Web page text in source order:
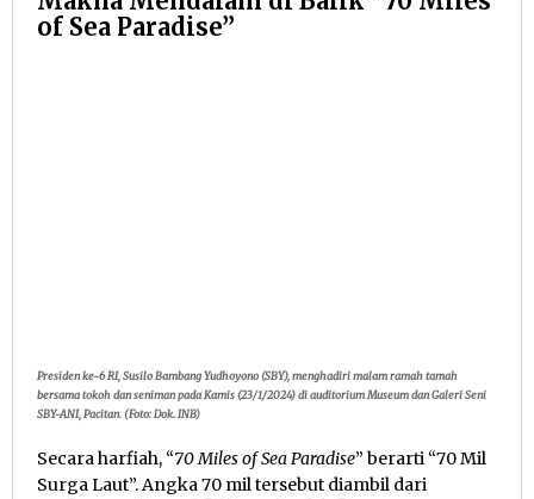
of Sea Paradise”
Presiden ke-6 RI, Susilo Bambang Yudhoyono (SBY), menghadiri malam ramah tamah
bersama tokoh dan seniman pada Kamis (23/1/2024) di auditorium Museum dan Galeri Seni
SBY-ANI, Pacitan. (Foto: Dok. INB)
Secara harfiah, “70 Miles of Sea Paradise” berarti “70 Mil
Surga Laut”. Angka 70 mil tersebut diambil dari